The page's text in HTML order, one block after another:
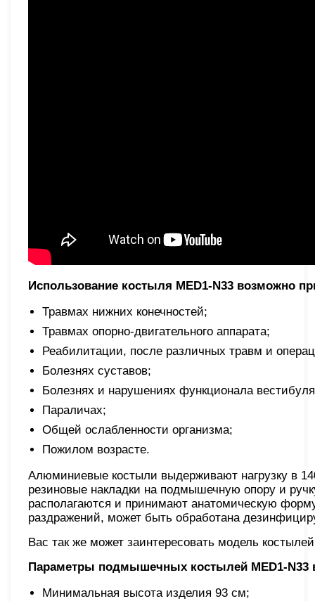
Использование костыля MED1-N33 возможно
Травмах нижних конечностей;
Травмах опорно-двигательного аппарата;
Реабилитации, после различных травм и
Болезнях суставов;
Болезнях и нарушениях функционала
Параличах;
Общей ослабленности организма;
Пожилом возрасте.
Алюминиевые костыли выдерживают нагрузку в
резиновые накладки на подмышечную опору и
располагаются и принимают анатомическую
раздражений, может быть обработана
Вас так же может заинтересовать модель
Параметры подмышечных костылей MED1-N33
Минимальная высота изделия 93 см;